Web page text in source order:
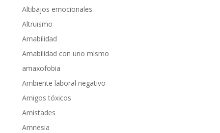
Altibajos emocionales
Altruismo
Amabilidad
Amabilidad con uno mismo
amaxofobia
Ambiente laboral negativo
Amigos tóxicos
Amistades
Amnesia